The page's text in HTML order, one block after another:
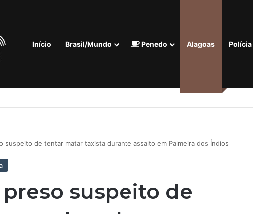
Início Brasil/Mundo Penedo Alagoas Polícia
suspeito de tentar matar taxista durante assalto em Palmeira dos Índios
suspeito de